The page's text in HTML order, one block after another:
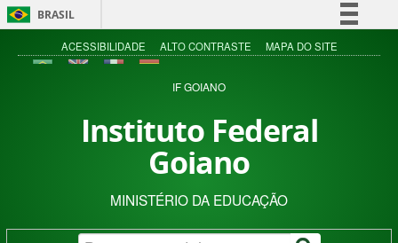
BRASIL
Simplifique!
Acesso à informação
ACESSIBILIDADE ALTO CONTRASTE MAPA DO SITE
IF GOIANO
Instituto Federal
Goiano
MINISTÉRIO DA EDUCAÇÃO